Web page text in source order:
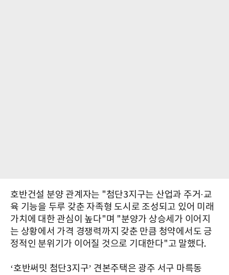
호반건설 분양 관계자는 "첨단3지구는 산업과 주거·교
육 기능을 두루 갖춘 자족형 도시로 조성되고 있어 미래
가치에 대한 관심이 높다"며 "분양가 상승세가 이어지
는 상황에서 가격 경쟁력까지 갖춘 만큼 청약에서도 긍
정적인 분위기가 이어질 것으로 기대한다"고 말했다.
‘호반써밋 첨단3지구’ 견본주택은 광주 서구 마륵동